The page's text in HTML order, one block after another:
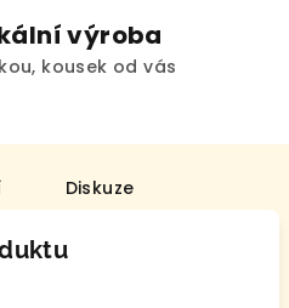
výroba
kousek od vás
Diskuze